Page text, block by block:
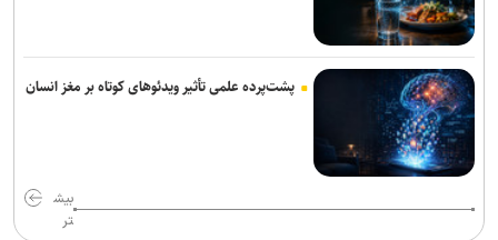
بوده است/ تاجرنیا دوست دارد خودش را تبرئه کند
دنیامالی: امنیت آذربایجان، امنیت ایران است/ تفاهم نامه ای میان وزاری
ورزش دو کشور به امضا خواهد رسید
نعمت‌پور بعد از قبول مسئولیت سپاهان در لیگ برتر فرنگی: اولویت‌مان
در سال اول قهرمانی نیست
تهیدست به صنعت نفت پیوست
پشت‌پرده علمی تأثیر ویدئو‌های کوتاه بر مغز انسان
بیش
تر